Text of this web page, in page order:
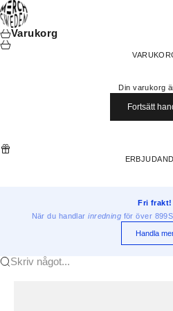
Hoppa till innehållet
Merchsweden
Varukorg
Din varukorg
Fortsätt
Fri frakt!
När du handlarinredning för över
Handla
Skriv något...